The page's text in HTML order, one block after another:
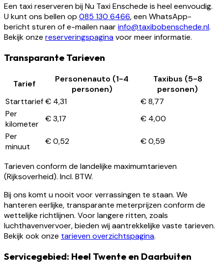
Een taxi reserveren bij Nu Taxi Enschede is heel eenvoudig.
U kunt ons bellen op 085 130 6466, een WhatsApp-
bericht sturen of e-mailen naarinfo@taxibobenschede.nl.
Bekijk onze reserveringspaginavoor meer informatie.
Transparante Tarieven
Tarief
Personenauto (1-4
personen)
Taxibus (5-8
personen)
Starttarief€ 4,31
€ 8,77
Per
kilometer
€ 3,17
€ 4,00
Per
minuut
€ 0,52 € 0,59
Tarieven conform de landelijke maximumtarieven
(Rijksoverheid). Incl. BTW.
Bij ons komt u nooit voor verrassingen te staan. We
hanteren eerlijke, transparante meterprijzen conform de
wettelijke richtlijnen. Voor langere ritten, zoals
luchthavenvervoer, bieden wij aantrekkelijke vaste tarieven.
Bekijk ook onze tarieven overzichtspagina.
Servicegebied: Heel Twente en Daarbuiten